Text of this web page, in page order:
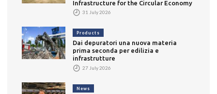
Infrastructure for the Circular Economy
31 July 2026
Products
Dai depuratori una nuova materia
prima seconda per edilizia e
infrastrutture
27 July 2026
News